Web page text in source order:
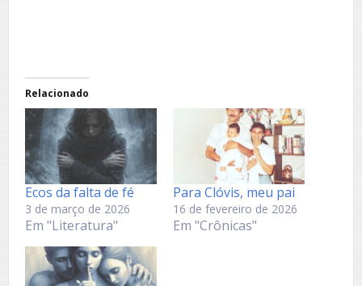
Relacionado
Ecos da falta de fé
3 de março de 2026
Em "Literatura"
Para Clóvis, meu pai
16 de fevereiro de 2026
Em "Crônicas"